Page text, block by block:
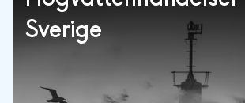
Sverige